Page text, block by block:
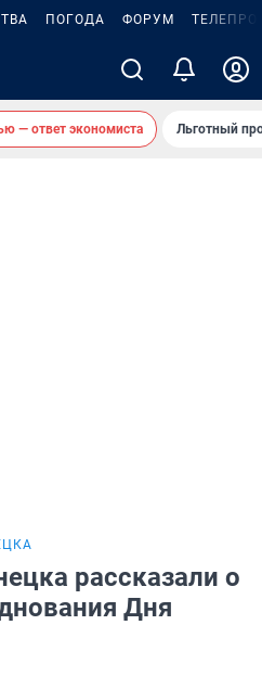
ПОГОДА ФОРУМ
— ответ экономиста Льготный
рассказали о
Дня